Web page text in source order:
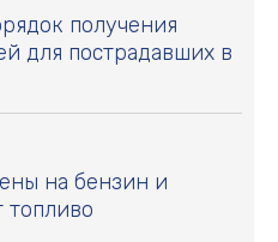
получения
для пострадавших в
на бензин и
топливо